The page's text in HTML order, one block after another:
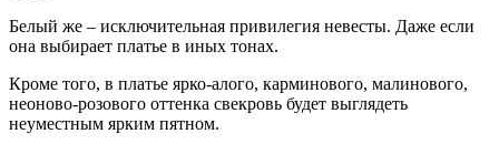
Белый же – исключительная привилегия невесты. Даже если
она выбирает платье в иных тонах.
Кроме того, в платье ярко-алого, карминового, малинового,
неоново-розового оттенка свекровь будет выглядеть
неуместным ярким пятном.